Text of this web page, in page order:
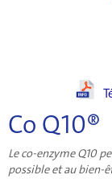
Co Q10®
Le co-enzyme Q10
possible et au bien-